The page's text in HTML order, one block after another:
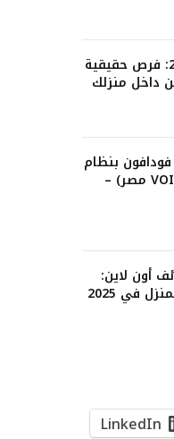
شغل من البيت 2025: فرص حقيقية
داخل منزلك
بنظام
عن بعد في 2026 (VOIS مصر) –
أون لاين:
في 2025
LinkedIn